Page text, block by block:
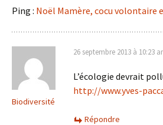
Ping : Noël Mamère, cocu volontaire
Biodiversité
26 septembre 2013 à 10:23
L’écologie devrait
http://www.yves-
Répondre